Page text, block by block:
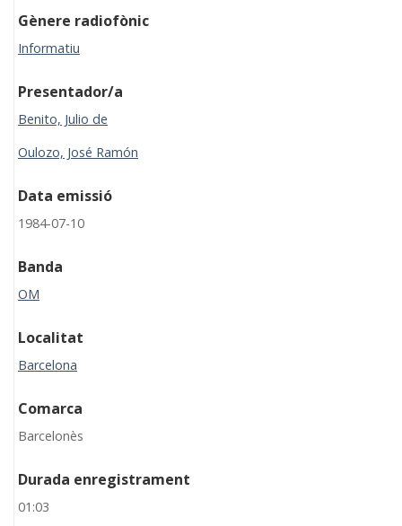
Gènere radiofònic
Informatiu
Presentador/a
Benito, Julio de
Oulozo, José Ramón
Data emissió
1984-07-10
Banda
OM
Localitat
Barcelona
Comarca
Barcelonès
Durada enregistrament
01:03